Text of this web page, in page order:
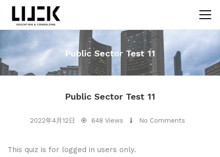
Public Sector Test 11
Public Sector Test 11
2022年4月12日 648 Views No Comments
This quiz is for logged in users only.